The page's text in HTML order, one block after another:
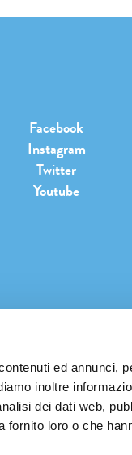
ed annunci,
inoltre
dei dati web,
fornito loro o che
Facebook
Instagram
Twitter
Youtube